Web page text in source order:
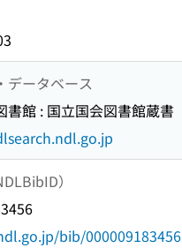
データベース
書館 : 国立国会図書館蔵書
）
bib/000009183456